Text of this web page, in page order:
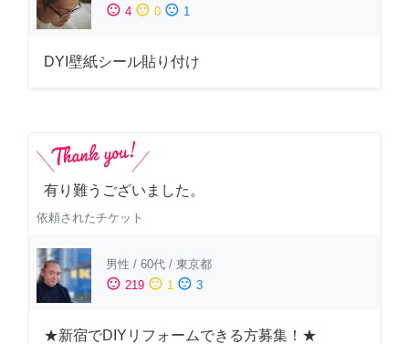
sentiment_satisfied 4 sentiment_neutral 0 sentiment_dissatisfied 1
DYI壁紙シール貼り付け
有り難うございました。
依頼されたチケット
男性 / 60代 / 東京都
sentiment_satisfied 219 sentiment_neutral 1 sentiment_dissatisfied 3
★新宿でDIYリフォームできる方募集！★